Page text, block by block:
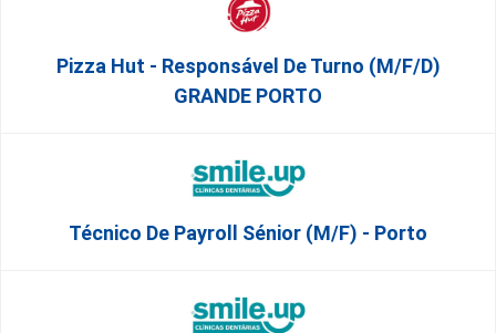
Pizza Hut - Responsável De Turno (m/f/d)
GRANDE PORTO
Técnico De Payroll Sénior (M/F) - Porto